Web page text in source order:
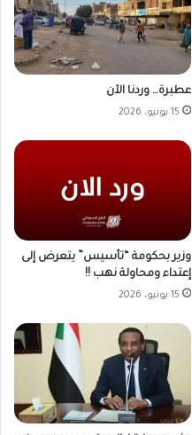
عطبرة… وردنا الآن
15 يونيو، 2026
وزير بحكومة “تأسيس” يتعرض إلى
إعتداء ومحاولة نهب !!
15 يونيو، 2026